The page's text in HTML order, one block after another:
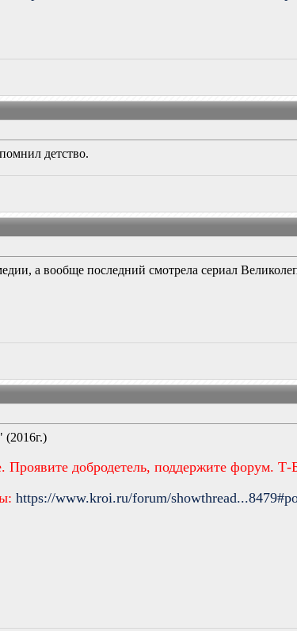
детство.
а вообще последний смотрела сериал
Проявите добродетель, поддержите форум.
https://www.kroi.ru/forum/